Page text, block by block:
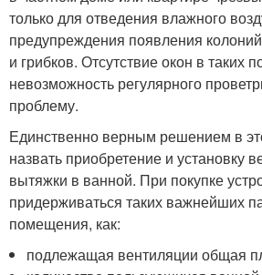
только для отведения влажного
предупреждения появления
и грибков. Отсутствие окон в таких
невозможность регулярного
проблему.
Единственно верным решением в
назвать приобретение и установку
вытяжки в ванной. При покупке
придерживаться таких важнейших
помещения, как:
подлежащая вентиляции общая